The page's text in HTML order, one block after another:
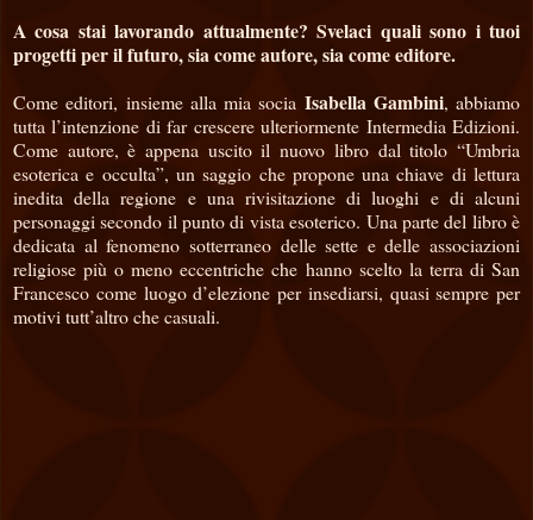
A cosa stai lavorando attualmente? Svelaci quali sono i tuoi
progetti per il futuro, sia come autore, sia come editore.
Come editori, insieme alla mia socia Isabella Gambini, abbiamo
tutta l’intenzione di far crescere ulteriormente Intermedia Edizioni.
Come autore, è appena uscito il nuovo libro dal titolo “Umbria
esoterica e occulta”, un saggio che propone una chiave di lettura
inedita della regione e una rivisitazione di luoghi e di alcuni
personaggi secondo il punto di vista esoterico. Una parte del libro è
dedicata al fenomeno sotterraneo delle sette e delle associazioni
religiose più o meno eccentriche che hanno scelto la terra di San
Francesco come luogo d’elezione per insediarsi, quasi sempre per
motivi tutt’altro che casuali.